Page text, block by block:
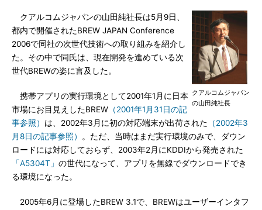
クアルコムジャパン
の山田純社長
クアルコムジャパンの山田純社長は5月9日、
都内で開催されたBREW JAPAN Conference
2006で同社の次世代技術への取り組みを紹介し
た。その中で同氏は、現在開発を進めている次
世代BREWの姿に言及した。
携帯アプリの実行環境として2001年1月に日本
市場にお目見えしたBREW （2001年1月31日の記
事参照） は、2002年3月に初の対応端末が出荷された （2002年3
月8日の記事参照）
。ただ、当時はまだ実行環境のみで、ダウン
ロードには対応しておらず、2003年2月にKDDIから発売された
「A5304T」 の世代になって、アプリを無線でダウンロードでき
る環境になった。
2005年6月に登場したBREW 3.1で、BREWはユーザーインタフ